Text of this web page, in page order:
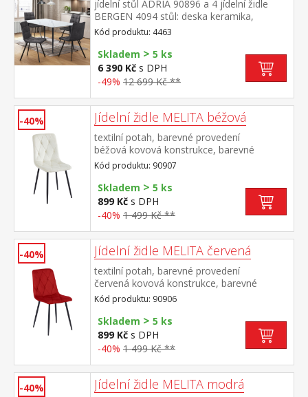
jídelní stůl ADRIA 90896 a 4 jídelní židle
BERGEN 4094 stůl: deska keramika,
barevné provedení imitace
mramoru kovová konstrukce, barevné
provedení černá židle: potah broušená kůže
– imitace mikrovlákno, barevné provedení
antracitová kovová konstrukce, barevné
cm rozměr stolu (š/h/v) 130 × 70 × 75
cm rozměr židle (š/h/v) 45 × 53 × 88 cm
Kód produktu: 4463
Skladem > 5 ks
6 390 Kč s DPH
-49% 12 699 Kč **
-40% Jídelní židle MELITA béžová
textilní potah, barevné provedení
béžová kovová konstrukce, barevné
provedení černá výška sedu 50
cm doporučená nosnost do 120 kg
Kód produktu: 90907
Skladem > 5 ks
899 Kč s DPH
-40% 1 499 Kč **
-40% Jídelní židle MELITA červená
textilní potah, barevné provedení
červená kovová konstrukce, barevné
provedení černá výška sedu 50
cm doporučená nosnost do 120 kg
Kód produktu: 90906
Skladem > 5 ks
899 Kč s DPH
-40% 1 499 Kč **
-40% Jídelní židle MELITA modrá